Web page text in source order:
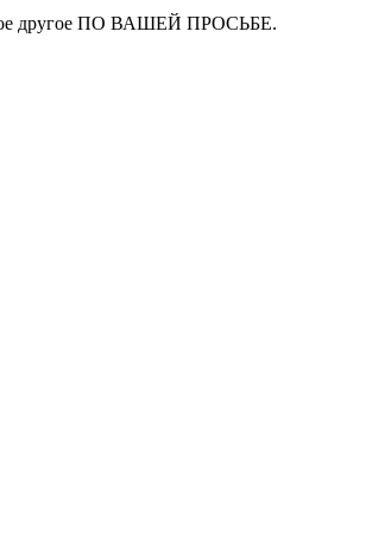
другое ПО ВАШЕЙ ПРОСЬБЕ.